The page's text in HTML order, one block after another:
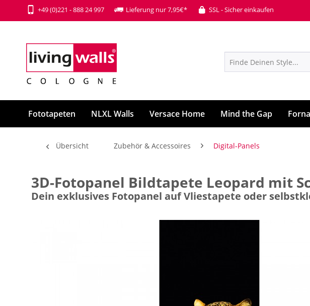
+49 (0)221 - 888 24 997 Lieferung nur 7,95€* SSL - Sicher einkaufen
Fototapeten NLXL Walls Versace Home Mind the Gap
Übersicht Zubehör & Accessoires Digital-Panels
3D-Fotopanel Bildtapete Leopard mit
Dein exklusives Fotopanel auf Vliestapete oder